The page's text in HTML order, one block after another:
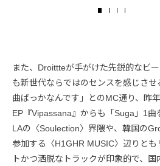
また、Droittteが手がけた先鋭的なビ
も新世代ならではのセンスを感じさ
曲ばっかなんです」とのMC通り、昨
EP『Vipassana』からも「Suga」1
LAの〈Soulection〉界隈や、韓国の
参加する〈H1GHR MUSIC〉辺りと
トかつ洒脱なトラックが印象的で、